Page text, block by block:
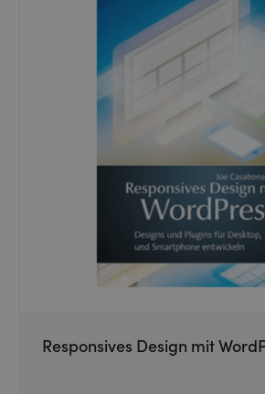
Responsives Design mit